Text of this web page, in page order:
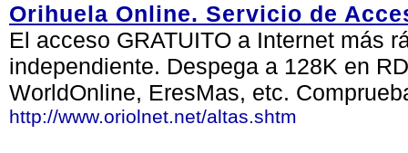
Orihuela Online. Servicio de
El acceso GRATUITO a Internet más
independiente. Despega a 128K en
WorldOnline, EresMas, etc.
http://www.oriolnet.net/altas.shtm